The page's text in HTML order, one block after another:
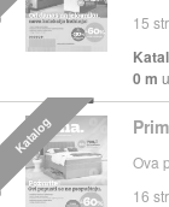
15
0 m
Ova
16
Katalog